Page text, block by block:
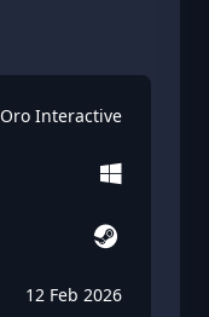
Oro Interactive
12 Feb 2026